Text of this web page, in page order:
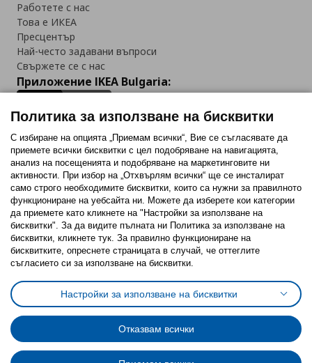
Работете с нас
Това е ИКЕА
Пресцентър
Най-често задавани въпроси
Свържете се с нас
Приложение IKEA Bulgaria:
Последвайте ни:
FacebookTwitterYoutubePinterestInstagram
Политика за използване на бисквитки (Cookies)
Избор на настройки за използване на бисквитки
Условия за ползване на ikea.bgОбща политика за личните данни
Политика за защита на личните данни на ikea.bg
Общи условия на програма IKEA Family
Политика за защита на лични данни на програма IKEA Family
Политика за използване на бисквитки
С избиране на опцията „Приемам всички“, Вие се съгласявате да
приемете всички бисквитки с цел подобряване на навигацията,
анализ на посещенията и подобряване на маркетинговите ни
активности. При избор на „Отхвърлям всички“ ще се инсталират
само строго необходимитe бисквитки, които са нужни за правилното
функциониране на уебсайта ни. Можете да изберете кои категории
да приемете като кликнете на "Настройки за използване на
бисквитки". За да видите пълната ни Политика за използване на
бисквитки, кликнете тук. За правилно функциониране на
бисквитките, опреснете страницата в случай, че оттеглите
съгласието си за използване на бисквитки.
Настройки за използване на бисквитки
Отказвам всички